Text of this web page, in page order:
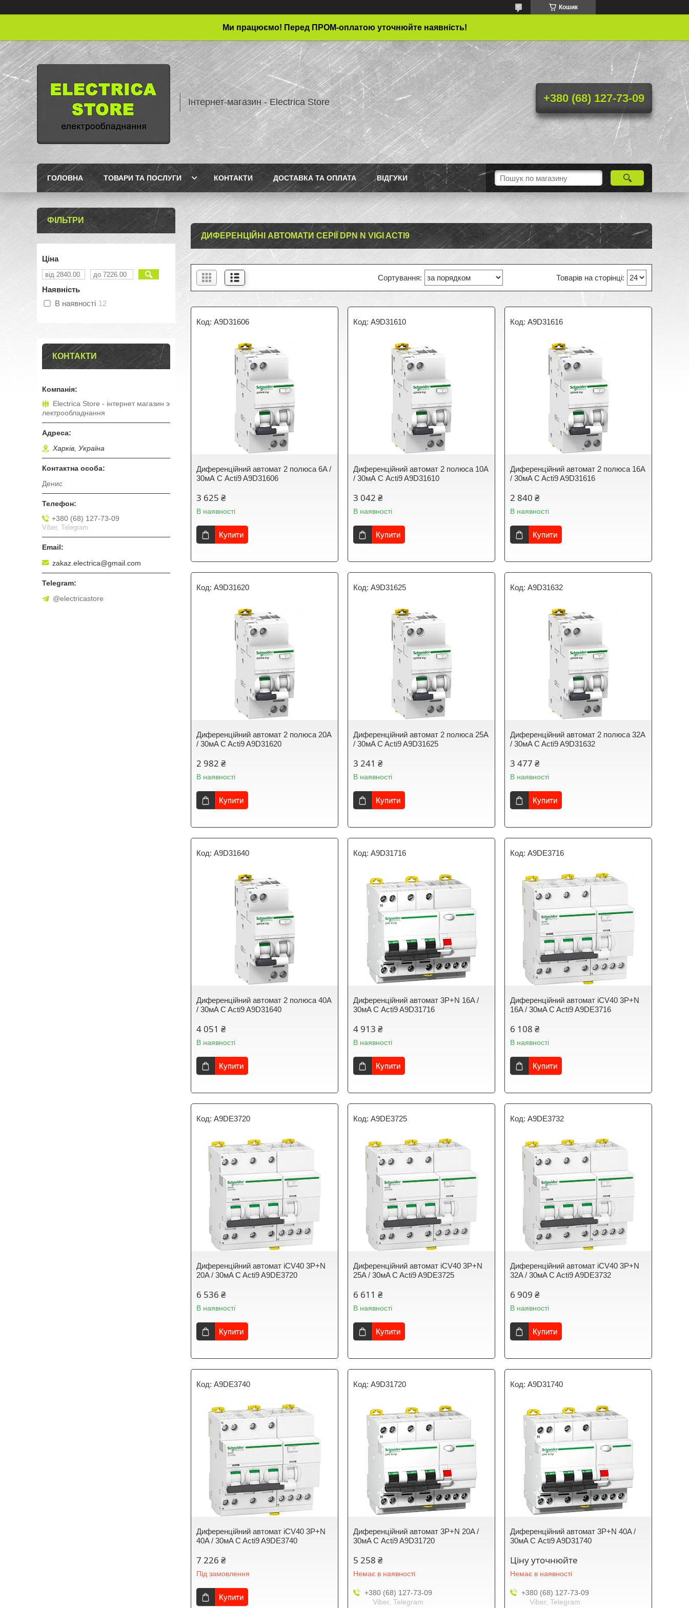
Кошик
Ми працюємо! Перед ПРОМ-оплатою уточнюйте наявність!
Інтернет-магазин - Electrica Store +380 (68) 127-73-09
ГОЛОВНА ТОВАРИ ТА ПОСЛУГИ КОНТАКТИ ДОСТАВКА ТА ОПЛАТА ВІДГУКИ
ДИФЕРЕНЦІЙНІ АВТОМАТИ СЕРІЇ DPN N VIGI ACTI9
A9D31606
Диференційний автомат 2 полюса 6A /
30мА С Acti9 A9D31606
3 625 ₴
В наявності
Купити
A9D31610
Диференційний автомат 2 полюса 10А
/ 30мА С Acti9 A9D31610
3 042 ₴
В наявності
Купити
A9D31616
Диференційний автомат 2 полюса 16A
/ 30мA C Acti9 A9D31616
2 840 ₴
В наявності
Купити
A9D31620
Диференційний автомат 2 полюса 20A
/ 30мA C Acti9 A9D31620
2 982 ₴
В наявності
Купити
A9D31625
Диференційний автомат 2 полюса 25A
/ 30мA C Acti9 A9D31625
3 241 ₴
В наявності
Купити
A9D31632
Диференційний автомат 2 полюса 32A
/ 30мA C Acti9 A9D31632
3 477 ₴
В наявності
Купити
A9D31640
Диференційний автомат 2 полюса 40A
/ 30мA C Acti9 A9D31640
4 051 ₴
В наявності
Купити
A9D31716
Диференційний автомат 3P+N 16A /
30мA С Acti9 A9D31716
4 913 ₴
В наявності
Купити
A9DE3716
Диференційний автомат iCV40 3P+N
16A / 30мA C Acti9 A9DE3716
6 108 ₴
В наявності
Купити
A9DE3720
Диференційний автомат iCV40 3P+N
20A / 30мA C Acti9 A9DE3720
6 536 ₴
В наявності
Купити
A9DE3725
Диференційний автомат iCV40 3P+N
25A / 30мA C Acti9 A9DE3725
6 611 ₴
В наявності
Купити
A9DE3732
Диференційний автомат iCV40 3P+N
32A / 30мA C Acti9 A9DE3732
6 909 ₴
В наявності
Купити
A9DE3740
Диференційний автомат iCV40 3P+N
40A / 30мA C Acti9 A9DE3740
7 226 ₴
Під замовлення
Купити
A9D31720
Диференційний автомат 3P+N 20A /
30мA С Acti9 A9D31720
5 258 ₴
Немає в наявності
+380 (68) 127-73-09
Viber, Telegram
A9D31740
Диференційний автомат 3P+N 40A /
30мA С Acti9 A9D31740
Ціну уточнюйте
Немає в наявності
+380 (68) 127-73-09
Viber, Telegram
ФІЛЬТРИ
Ціна
Наявність
В наявності 12
КОНТАКТИ
Electrica Store - інтернет магазин э
лектрообладнання
Харків, Україна
Денис
+380 (68) 127-73-09
Viber, Telegram
zakaz.electrica@gmail.com
@electricastore